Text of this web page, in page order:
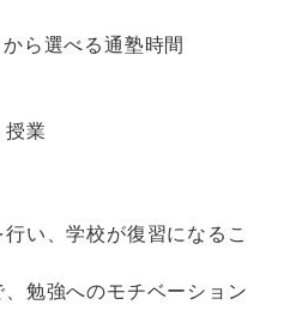
ら選べる通塾時間
業
い、学校が復習になるこ
勉強へのモチベーション